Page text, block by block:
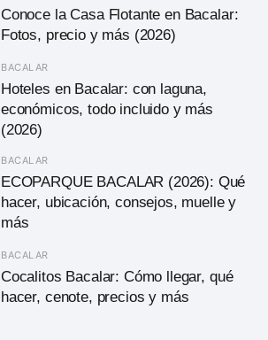
Conoce la Casa Flotante en Bacalar:
Fotos, precio y más (2026)
BACALAR
Hoteles en Bacalar: con laguna,
económicos, todo incluido y más
(2026)
BACALAR
ECOPARQUE BACALAR (2026): Qué
hacer, ubicación, consejos, muelle y
más
BACALAR
Cocalitos Bacalar: Cómo llegar, qué
hacer, cenote, precios y más